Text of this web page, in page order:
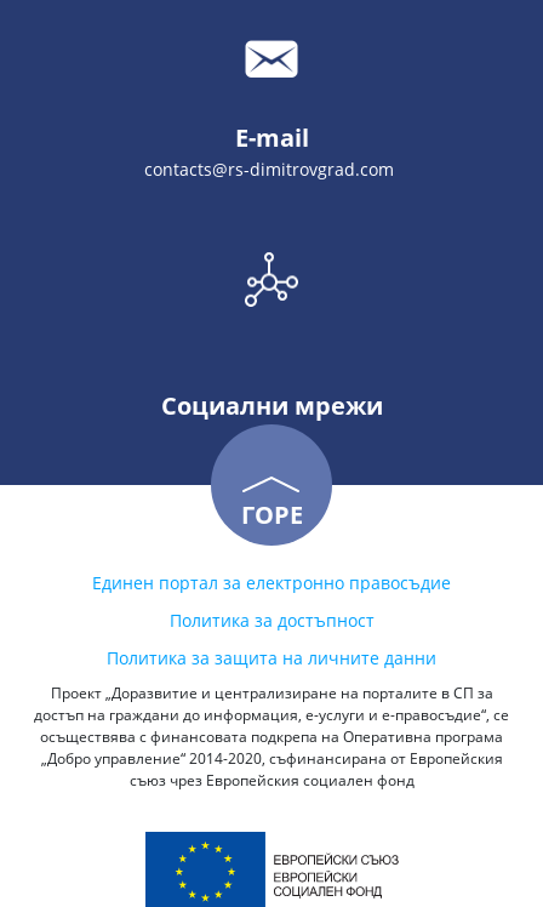
E-mail
contacts@rs-dimitrovgrad.com
Социални мрежи
ГОРЕ
Единен портал за електронно правосъдие
Политика за достъпност
Политика за защита на личните данни
Проект „Доразвитие и централизиране на порталите в СП за
достъп на граждани до информация, е-услуги и е-правосъдие“, се
осъществява с финансовата подкрепа на Оперативна програма
„Добро управление“ 2014-2020, съфинансирана от Европейския
съюз чрез Европейския социален фонд